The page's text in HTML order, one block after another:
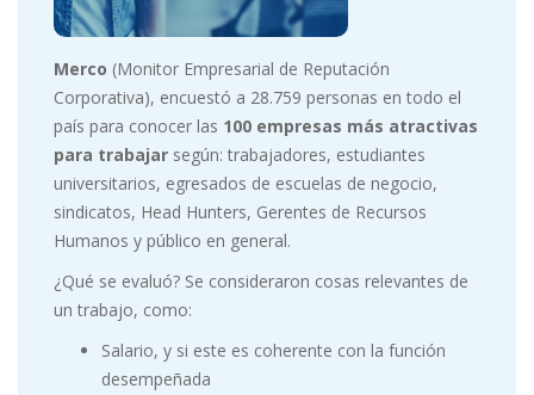
Merco (Monitor Empresarial de Reputación
Corporativa), encuestó a 28.759 personas en todo el
país para conocer las 100 empresas más atractivas
para trabajar según: trabajadores, estudiantes
universitarios, egresados de escuelas de negocio,
sindicatos, Head Hunters, Gerentes de Recursos
Humanos y público en general.
¿Qué se evaluó? Se consideraron cosas relevantes de
un trabajo, como:
Salario, y si este es coherente con la función
desempeñada